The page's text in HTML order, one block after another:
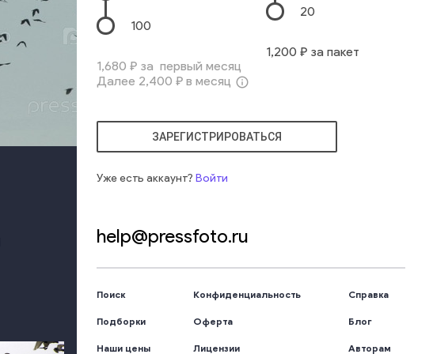
100
1,680 ₽ за первый месяц
Далее 2,400 ₽ в месяц info_outline
20
1,200 ₽ за пакет
ЗАРЕГИСТРИРОВАТЬСЯ
Уже есть аккаунт? Войти
help@pressfoto.ru
Поиск
Подборки
Наши цены
Конфиденциальность
Оферта
Лицензии
Справка
Блог
Авторам